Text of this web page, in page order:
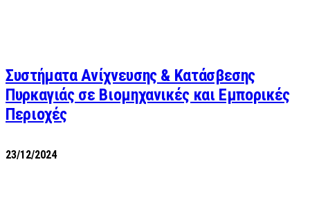
Συστήματα Ανίχνευσης & Κατάσβεσης
Πυρκαγιάς σε Βιομηχανικές και Εμπορικές
Περιοχές
23/12/2024